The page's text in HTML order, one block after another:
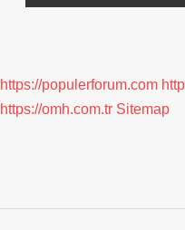
https://populerforum.com
https://omh.com.tr Sitemap